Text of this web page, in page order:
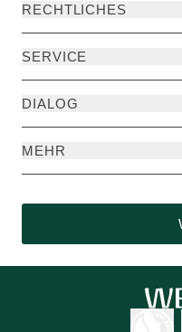
RECHTLICHES
SERVICE
DIALOG
MEHR